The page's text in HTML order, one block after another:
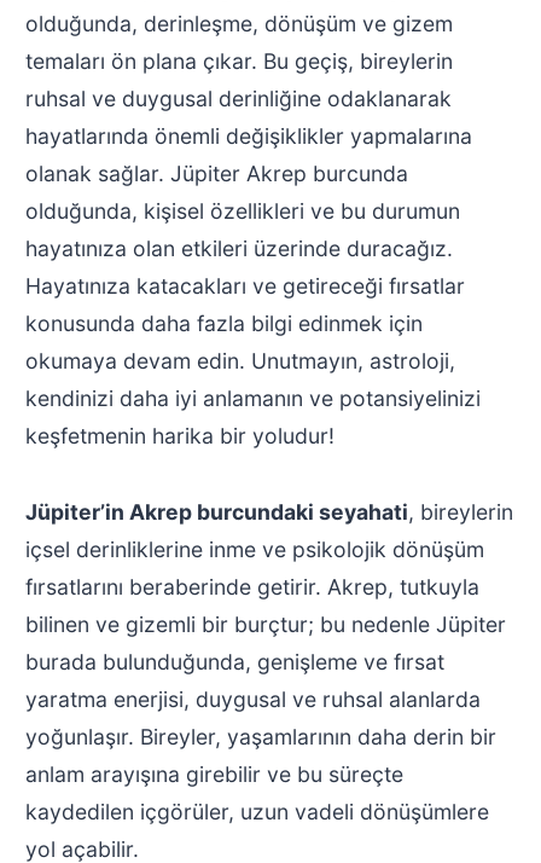
olduğunda, derinleşme, dönüşüm ve gizem
temaları ön plana çıkar. Bu geçiş, bireylerin
ruhsal ve duygusal derinliğine odaklanarak
hayatlarında önemli değişiklikler yapmalarına
olanak sağlar. Jüpiter Akrep burcunda
olduğunda, kişisel özellikleri ve bu durumun
hayatınıza olan etkileri üzerinde duracağız.
Hayatınıza katacakları ve getireceği fırsatlar
konusunda daha fazla bilgi edinmek için
okumaya devam edin. Unutmayın, astroloji,
kendinizi daha iyi anlamanın ve potansiyelinizi
keşfetmenin harika bir yoludur!
Jüpiter’in Akrep burcundaki seyahati, bireylerin
içsel derinliklerine inme ve psikolojik dönüşüm
fırsatlarını beraberinde getirir. Akrep, tutkuyla
bilinen ve gizemli bir burçtur; bu nedenle Jüpiter
burada bulunduğunda, genişleme ve fırsat
yaratma enerjisi, duygusal ve ruhsal alanlarda
yoğunlaşır. Bireyler, yaşamlarının daha derin bir
anlam arayışına girebilir ve bu süreçte
kaydedilen içgörüler, uzun vadeli dönüşümlere
yol açabilir.